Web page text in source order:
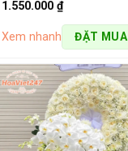
1.550.000₫
Xem nhanh ĐẶT MUA